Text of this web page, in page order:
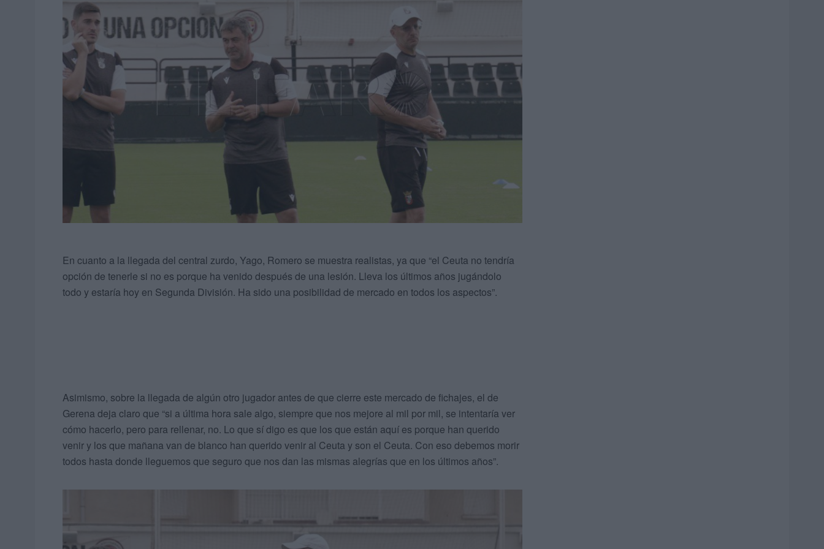
En cuanto a la llegada del central zurdo, Yago, Romero se muestra realistas, ya que “el Ceuta no tendría
opción de tenerle si no es porque ha venido después de una lesión. Lleva los últimos años jugándolo
todo y estaría hoy en Segunda División. Ha sido una posibilidad de mercado en todos los aspectos”.
Asimismo, sobre la llegada de algún otro jugador antes de que cierre este mercado de fichajes, el de
Gerena deja claro que “si a última hora sale algo, siempre que nos mejore al mil por mil, se intentaría ver
cómo hacerlo, pero para rellenar, no. Lo que sí digo es que los que están aquí es porque han querido
venir y los que mañana van de blanco han querido venir al Ceuta y son el Ceuta. Con eso debemos morir
todos hasta donde lleguemos que seguro que nos dan las mismas alegrías que en los últimos años”.